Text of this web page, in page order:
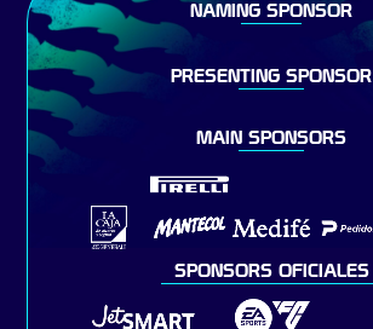
NAMING SPONSOR
PRESENTING SPONSOR
MAIN SPONSORS
SPONSORS OFICIALES